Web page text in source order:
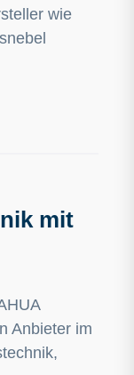
wie
mit
Anbieter im